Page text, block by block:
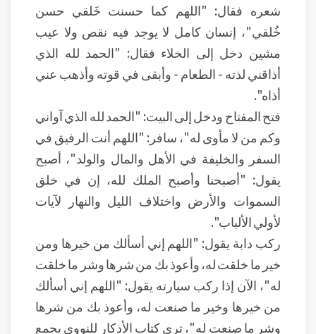
شعره فقال: "اللهم كما حسنت خَلقي حسن
خُلقي"، إنسان كامل لا يوجد فيه نقص ولا عيب
مشين دخل إلى الخلاء فقال: "الحمد لله الذي
أذاقني لذته - الطعام - وأبقى في قوته وأذهب عني
أذاه".
فتح المفتاح ودخل إلى البيت: "الحمد لله الذي آواني
وكم من لا مأوى له"، سافر: "اللهم أنت الرفيق في
السفر والخليفة في الأهل والمال والولد"، أصبح
يقول: "أصبحنا وأصبح الملك لله، إن في خلق
السموات والأرض واختلاف الليل والنهار لآيات
لأولي الألباب".
ركب دابة يقول: "اللهم إني أسألك من خيرها ومن
خير ما خلقت له، وأعوذ بك من شرها وشر ما خلقت
له"، الآن إذا ركب سيارته يقول: "اللهم إني أسألك
من خيرها وخير ما صنعت له، وأعوذ بك من شرها
وشر ما صنعت له"، ترى كتاب الأذكار للنووي يجمع